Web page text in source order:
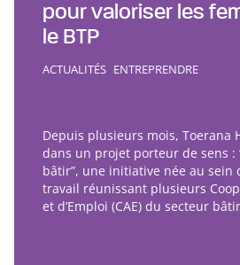
pour valoriser les
le BTP
ACTUALITÉS ENTREPRENDRE
Depuis plusieurs mois, Toerana
dans un projet porteur de sens :
bâtir”, une initiative née au sein
travail réunissant plusieurs
et d’Emploi (CAE) du secteur